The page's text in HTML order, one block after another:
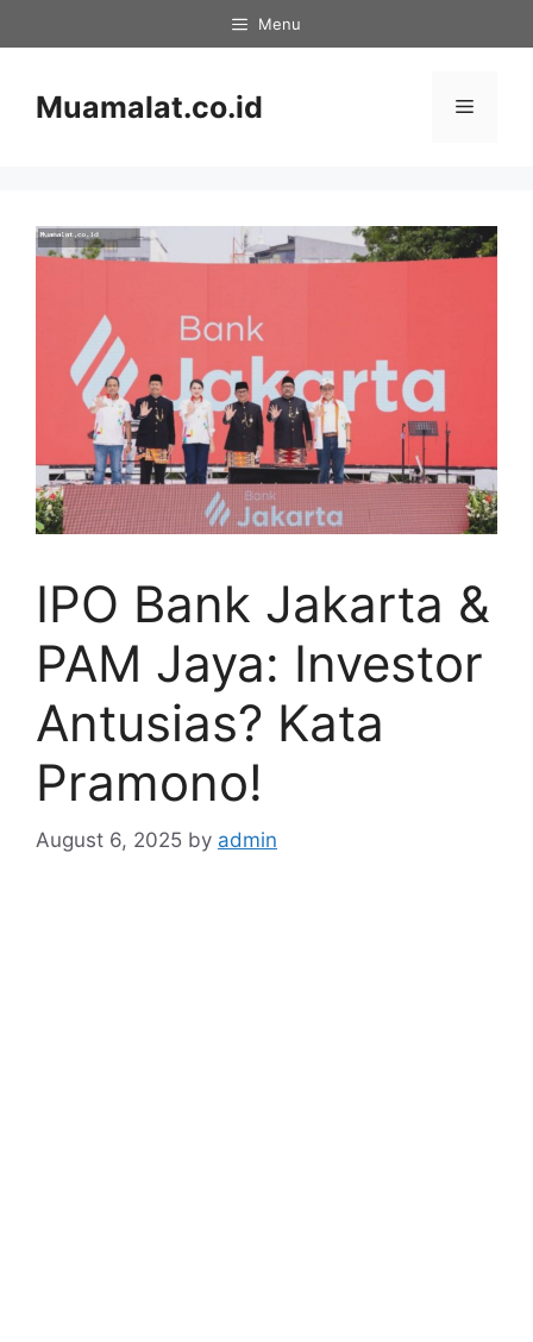
to
Menu
Muamalat.co.id Menu
IPO Bank Jakarta &
PAM Jaya: Investor
Antusias? Kata
Pramono!
August 6, 2025 by admin